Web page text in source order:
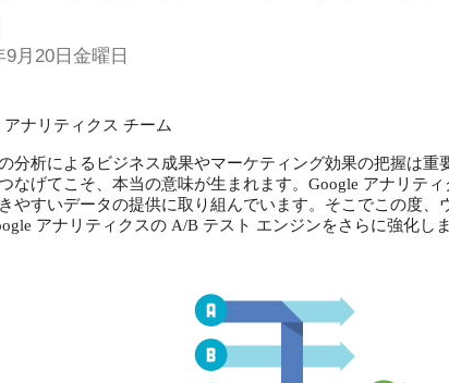
9月20日金曜日
アナリティクス チーム
分析によるビジネス成果やマーケティング効果の把握は重
なげてこそ、本当の意味が生まれます。Google アナリテ
やすいデータの提供に取り組んでいます。そこでこの度、
アナリティクスの A/B テスト エンジンをさらに強化しま